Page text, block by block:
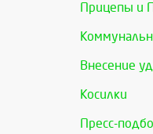
Прицепы и
Внесение
Косилки
Пресс-